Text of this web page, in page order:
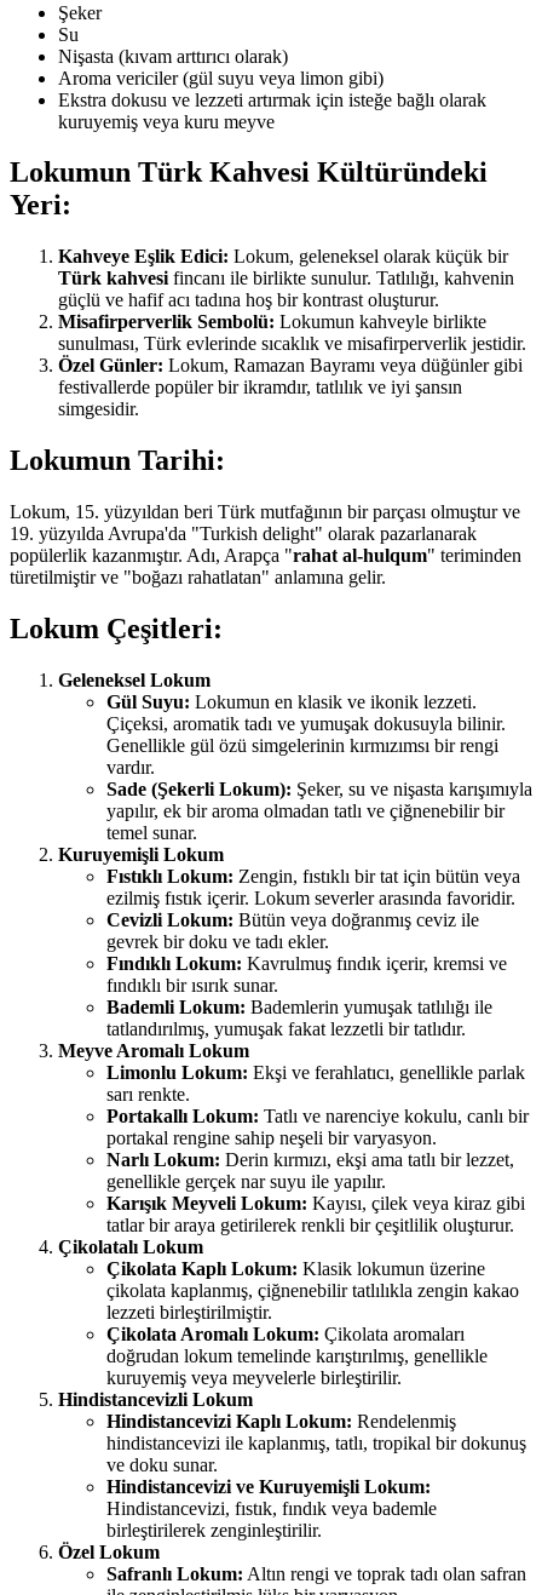
Şeker
Su
Nişasta (kıvam arttırıcı olarak)
Aroma vericiler (gül suyu veya limon gibi)
Ekstra dokusu ve lezzeti artırmak için isteğe bağlı olarak
kuruyemiş veya kuru meyve
Lokumun Türk Kahvesi Kültüründeki
Yeri:
Kahveye Eşlik Edici: Lokum, geleneksel olarak küçük bir
Türk kahvesi fincanı ile birlikte sunulur. Tatlılığı, kahvenin
güçlü ve hafif acı tadına hoş bir kontrast oluşturur.
Misafirperverlik Sembolü: Lokumun kahveyle birlikte
sunulması, Türk evlerinde sıcaklık ve misafirperverlik jestidir.
Özel Günler: Lokum, Ramazan Bayramı veya düğünler gibi
festivallerde popüler bir ikramdır, tatlılık ve iyi şansın
simgesidir.
Lokumun Tarihi:
Lokum, 15. yüzyıldan beri Türk mutfağının bir parçası olmuştur ve
19. yüzyılda Avrupa'da "Turkish delight" olarak pazarlanarak
popülerlik kazanmıştır. Adı, Arapça "rahat al-hulqum" teriminden
türetilmiştir ve "boğazı rahatlatan" anlamına gelir.
Lokum Çeşitleri:
Geleneksel Lokum
Gül Suyu: Lokumun en klasik ve ikonik lezzeti.
Çiçeksi, aromatik tadı ve yumuşak dokusuyla bilinir.
Genellikle gül özü simgelerinin kırmızımsı bir rengi
vardır.
Sade (Şekerli Lokum): Şeker, su ve nişasta karışımıyla
yapılır, ek bir aroma olmadan tatlı ve çiğnenebilir bir
temel sunar.
Kuruyemişli Lokum
Fıstıklı Lokum: Zengin, fıstıklı bir tat için bütün veya
ezilmiş fıstık içerir. Lokum severler arasında favoridir.
Cevizli Lokum: Bütün veya doğranmış ceviz ile
gevrek bir doku ve tadı ekler.
Fındıklı Lokum: Kavrulmuş fındık içerir, kremsi ve
fındıklı bir ısırık sunar.
Bademli Lokum: Bademlerin yumuşak tatlılığı ile
tatlandırılmış, yumuşak fakat lezzetli bir tatlıdır.
Meyve Aromalı Lokum
Limonlu Lokum: Ekşi ve ferahlatıcı, genellikle parlak
sarı renkte.
Portakallı Lokum: Tatlı ve narenciye kokulu, canlı bir
portakal rengine sahip neşeli bir varyasyon.
Narlı Lokum: Derin kırmızı, ekşi ama tatlı bir lezzet,
genellikle gerçek nar suyu ile yapılır.
Karışık Meyveli Lokum: Kayısı, çilek veya kiraz gibi
tatlar bir araya getirilerek renkli bir çeşitlilik oluşturur.
Çikolatalı Lokum
Çikolata Kaplı Lokum: Klasik lokumun üzerine
çikolata kaplanmış, çiğnenebilir tatlılıkla zengin kakao
lezzeti birleştirilmiştir.
Çikolata Aromalı Lokum: Çikolata aromaları
doğrudan lokum temelinde karıştırılmış, genellikle
kuruyemiş veya meyvelerle birleştirilir.
Hindistancevizli Lokum
Hindistancevizi Kaplı Lokum: Rendelenmiş
hindistancevizi ile kaplanmış, tatlı, tropikal bir dokunuş
ve doku sunar.
Hindistancevizi ve Kuruyemişli Lokum:
Hindistancevizi, fıstık, fındık veya bademle
birleştirilerek zenginleştirilir.
Özel Lokum
Safranlı Lokum: Altın rengi ve toprak tadı olan safran